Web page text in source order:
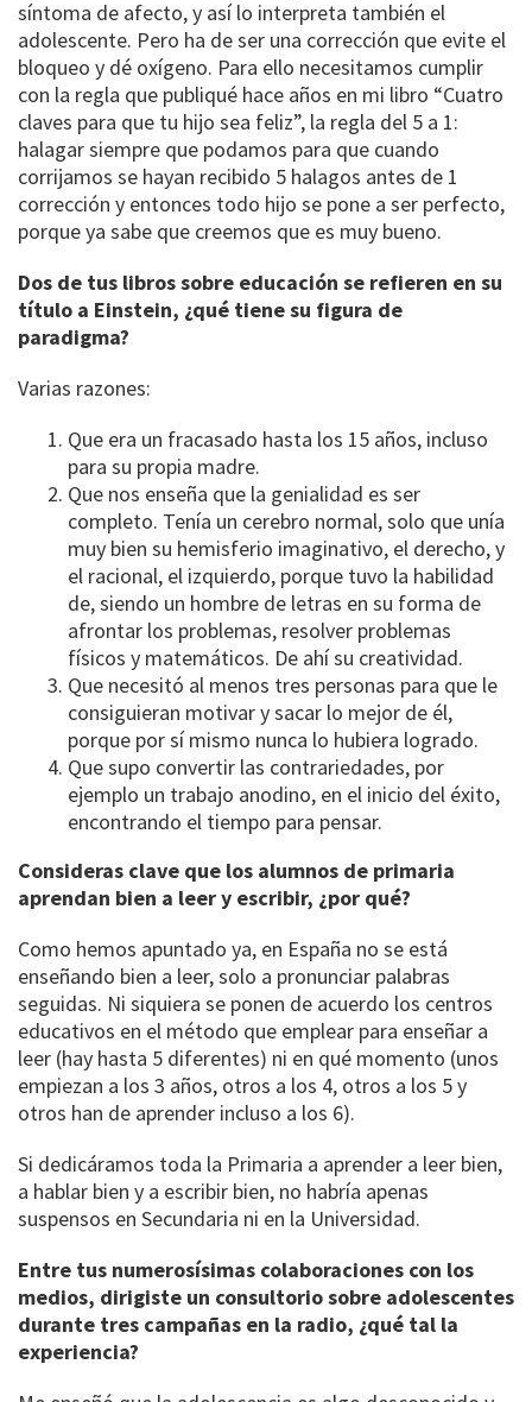
síntoma de afecto, y así lo interpreta también el
adolescente. Pero ha de ser una corrección que evite el
bloqueo y dé oxígeno. Para ello necesitamos cumplir
con la regla que publiqué hace años en mi libro “Cuatro
claves para que tu hijo sea feliz”, la regla del 5 a 1:
halagar siempre que podamos para que cuando
corrijamos se hayan recibido 5 halagos antes de 1
corrección y entonces todo hijo se pone a ser perfecto,
porque ya sabe que creemos que es muy bueno.
Dos de tus libros sobre educación se refieren en su
título a Einstein, ¿qué tiene su figura de
paradigma?
Varias razones:
Que era un fracasado hasta los 15 años, incluso
para su propia madre.
Que nos enseña que la genialidad es ser
completo. Tenía un cerebro normal, solo que unía
muy bien su hemisferio imaginativo, el derecho, y
el racional, el izquierdo, porque tuvo la habilidad
de, siendo un hombre de letras en su forma de
afrontar los problemas, resolver problemas
físicos y matemáticos. De ahí su creatividad.
Que necesitó al menos tres personas para que le
consiguieran motivar y sacar lo mejor de él,
porque por sí mismo nunca lo hubiera logrado.
Que supo convertir las contrariedades, por
ejemplo un trabajo anodino, en el inicio del éxito,
encontrando el tiempo para pensar.
Consideras clave que los alumnos de primaria
aprendan bien a leer y escribir, ¿por qué?
Como hemos apuntado ya, en España no se está
enseñando bien a leer, solo a pronunciar palabras
seguidas. Ni siquiera se ponen de acuerdo los centros
educativos en el método que emplear para enseñar a
leer (hay hasta 5 diferentes) ni en qué momento (unos
empiezan a los 3 años, otros a los 4, otros a los 5 y
otros han de aprender incluso a los 6).
Si dedicáramos toda la Primaria a aprender a leer bien,
a hablar bien y a escribir bien, no habría apenas
suspensos en Secundaria ni en la Universidad.
Entre tus numerosísimas colaboraciones con los
medios, dirigiste un consultorio sobre adolescentes
durante tres campañas en la radio, ¿qué tal la
experiencia?